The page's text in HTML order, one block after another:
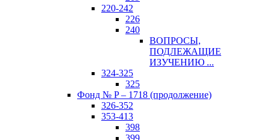
220-242
226
240
ВОПРОСЫ,
ПОДЛЕЖАЩИЕ
ИЗУЧЕНИЮ ...
324-325
325
Фонд № P – 1718 (продолжение)
326-352
353-413
398
399